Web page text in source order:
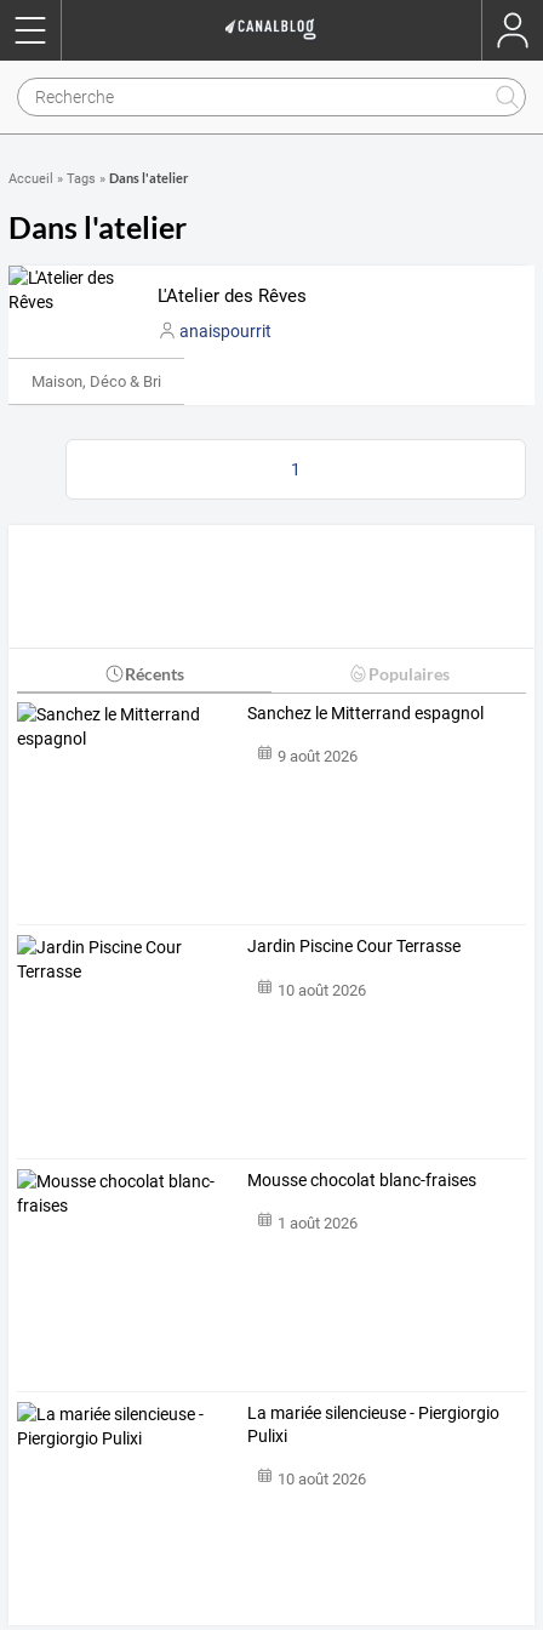
Accueil » Tags » Dans l'atelier
Dans l'atelier
L'Atelier des Rêves
anaispourrit
Maison, Déco & Bricolage
1
Récents Populaires
Sanchez le Mitterrand espagnol
9 août 2026
Jardin Piscine Cour Terrasse
10 août 2026
Mousse chocolat blanc-fraises
1 août 2026
La mariée silencieuse - Piergiorgio
Pulixi
10 août 2026